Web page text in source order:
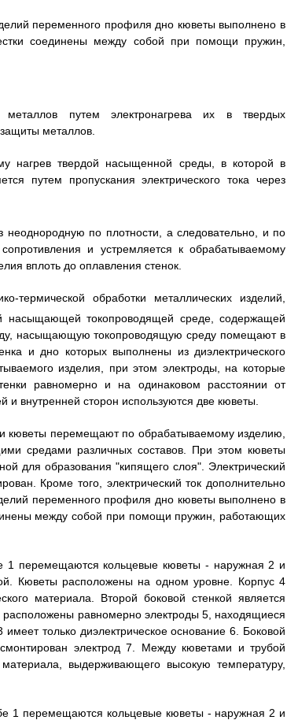
переменного профиля дно кюветы выполнено в
соединены между собой при помощи пружин,
металлов путем электронагрева их в твердых
металлов.
нагрев твердой насыщенной среды, в которой в
путем пропускания электрического тока через
неоднородную по плотности, а следовательно, и по
и устремляется к обрабатываемому
вплоть до оплавления стенок.
термической обработки металлических изделий,
насыщающей токопроводящей среде, содержащей
насыщающую токопроводящую среду помещают в
и дно которых выполнены из диэлектрического
изделия, при этом электроды, на которые
равномерно и на одинаковом расстоянии от
внутренней сторон используются две кюветы.
перемещают по обрабатываемому изделию,
средами различных составов. При этом кюветы
для образования "кипящего слоя". Электрический
Кроме того, электрический ток дополнительно
переменного профиля дно кюветы выполнено в
между собой при помощи пружин, работающих
1 перемещаются кольцевые кюветы - наружная 2 и
Кюветы расположены на одном уровне. Корпус 4
материала. Второй боковой стенкой является
расположены равномерно электроды 5, находящиеся
только диэлектрическое основание 6. Боковой
электрод 7. Между кюветами и трубой
выдерживающего высокую температуру,
1 перемещаются кольцевые кюветы - наружная 2 и